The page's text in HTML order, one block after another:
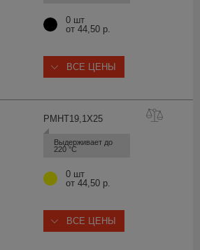
0 шт
от 44,50 р.
ВСЕ ЦЕНЫ
PMHT19,1X25
Выдерживает до
220 °С
0 шт
от 44,50 р.
ВСЕ ЦЕНЫ